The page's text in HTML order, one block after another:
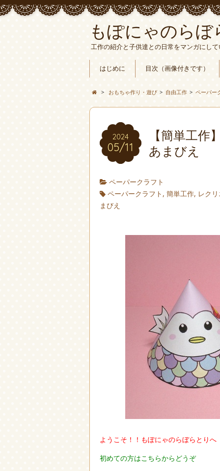
もぽにゃのらぼ
工作の紹介と子供達との日常をマンガにして
はじめに 目次（画像付きです）
> おもちゃ作り・遊び > 自由工作 > ペーパー
2024
05/11
【簡単工
あまびえ
ペーパークラフト
ペーパークラフト ,簡単工作, レク
まびえ
ようこそ！！もぽにゃのらぼらとりへ
初めての方はこちらからどうぞ